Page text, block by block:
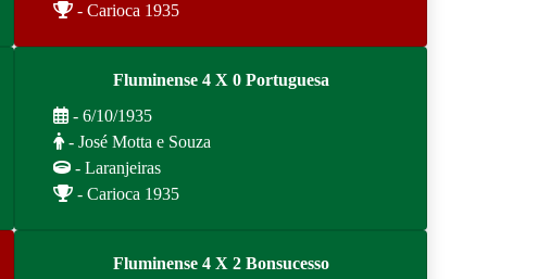
- Carioca 1935
Fluminense 4 X 0 Portuguesa
- 6/10/1935
- José Motta e Souza
- Laranjeiras
- Carioca 1935
Fluminense 4 X 2 Bonsucesso